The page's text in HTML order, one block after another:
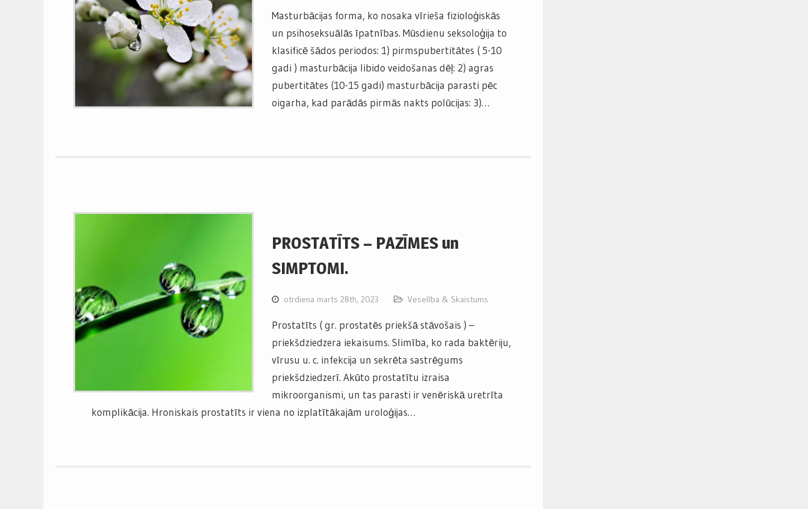
Masturbācijas forma, ko nosaka vīrieša fizioloģiskās
un psihoseksuālās īpatnības. Mūsdienu seksoloģija to
klasificē šādos periodos: 1) pirmspubertitātes ( 5-10
gadi ) masturbācija libido veidošanas dēļ: 2) agras
pubertitātes (10-15 gadi) masturbācija parasti pēc
oigarha, kad parādās pirmās nakts polūcijas: 3)…
PROSTATĪTS – PAZĪMES un
SIMPTOMI.
otrdiena marts 28th, 2023 Veselība & Skaistums
Prostatīts ( gr. prostatēs priekšā stāvošais ) –
priekšdziedzera iekaisums. Slimība, ko rada baktēriju,
vīrusu u. c. infekcija un sekrēta sastrēgums
priekšdziedzerī. Akūto prostatītu izraisa
mikroorganismi, un tas parasti ir venēriskā uretrīta
komplikācija. Hroniskais prostatīts ir viena no izplatītākajām uroloģijas…